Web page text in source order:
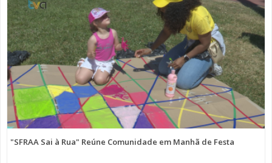
"SFRAA Sai à Rua" Reúne Comunidade em Manhã de Festa